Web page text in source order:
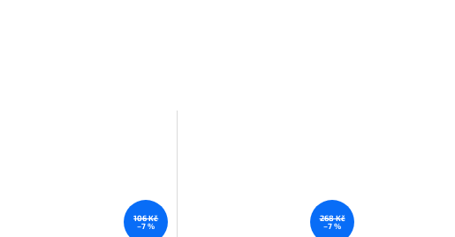
106 Kč
–7 %
268 Kč
–7 %